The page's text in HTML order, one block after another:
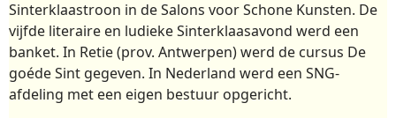
Sinterklaastroon in de Salons voor Schone Kunsten. De
vijfde literaire en ludieke Sinterklaasavond werd een
banket. In Retie (prov. Antwerpen) werd de cursus De
goéde Sint gegeven. In Nederland werd een SNG-
afdeling met een eigen bestuur opgericht.